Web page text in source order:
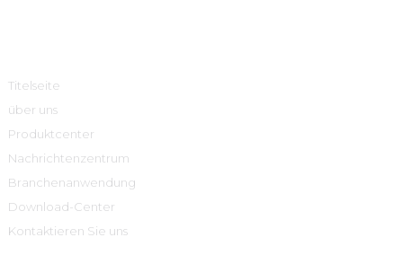
Titelseite
über uns
Produktcenter
Nachrichtenzentrum
Branchenanwendung
Download-Center
Kontaktieren Sie uns